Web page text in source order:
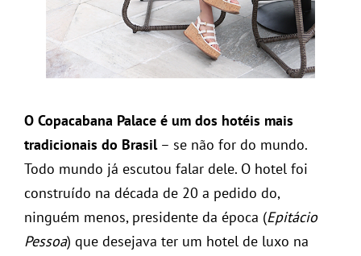
O Copacabana Palace é um dos hotéis mais
tradicionais do Brasil– se não for do mundo.
Todo mundo já escutou falar dele. O hotel foi
construído na década de 20 a pedido do,
ninguém menos, presidente da época (Epitácio
Pessoa) que desejava ter um hotel de luxo na